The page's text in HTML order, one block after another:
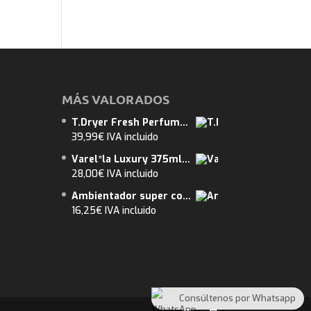
MÁS VALORADOS
T.Dryer Fresh Perfume de Secadora nº14. Flor de Loto. Pack 10 unidades X 10 Packs (100und) ENVIO GRATUITO
39,99€ IVA incluido
Varel*la Luxury 375ml. AMBER. ENVIO GRATUITO. Abarca 15m2
28,00€ IVA incluido
Ambientador super concentrado de Lujo. OUD PATCHOULI Tipo Oud & Patchouli
16,25€ IVA incluido
Consúltenos por Whatsapp